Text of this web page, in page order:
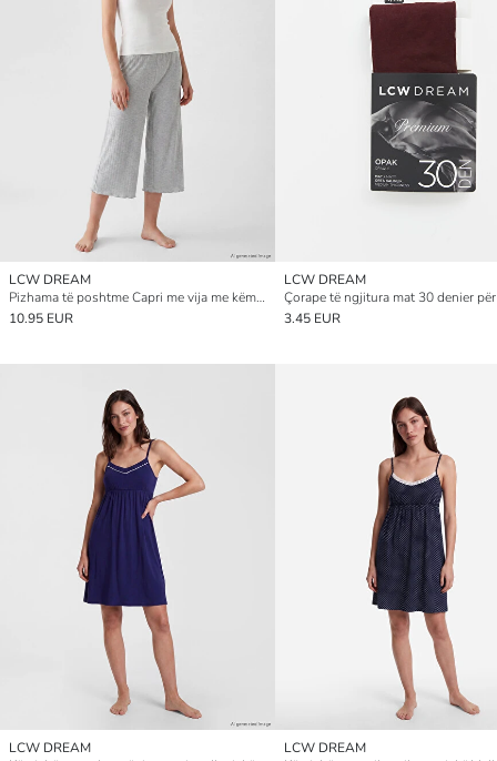
LCW DREAM
Pizhama të poshtme Capri me vija me këmbë të gjera për gra
10.95 EUR
LCW DREAM
Çorape të ngjitura mat 30 denier
3.45 EUR
LCW DREAM
LCW DREAM